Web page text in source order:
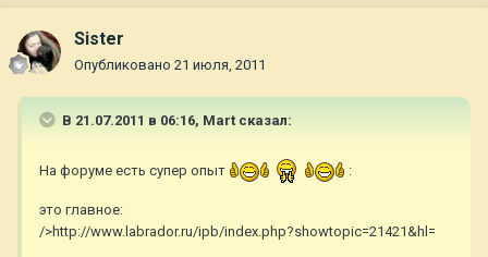
Sister
Опубликовано 21 июля, 2011
В 21.07.2011 в 06:16, Mart сказал:
На форуме есть супер опыт :
это главное:
/>http://www.labrador.ru/ipb/index.php?showtopic=21421&hl=